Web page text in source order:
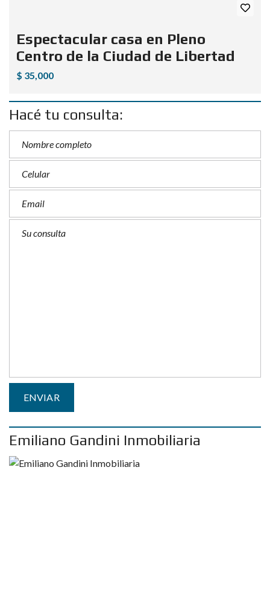
Espectacular casa en Pleno
Centro de la Ciudad de Libertad
$ 35,000
Hacé tu consulta:
Emiliano Gandini Inmobiliaria